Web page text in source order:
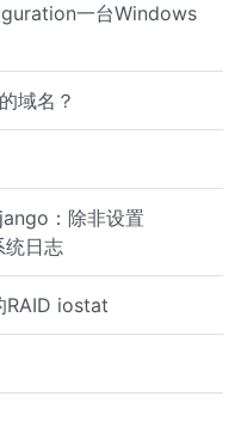
一台Windows
域名？
：除非设置
日志
RAID iostat